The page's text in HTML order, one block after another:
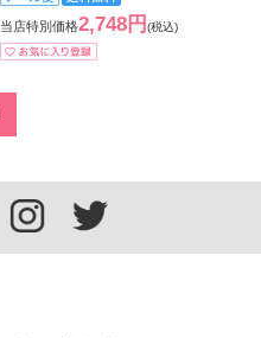
当店特別価格2,748円 (税込)